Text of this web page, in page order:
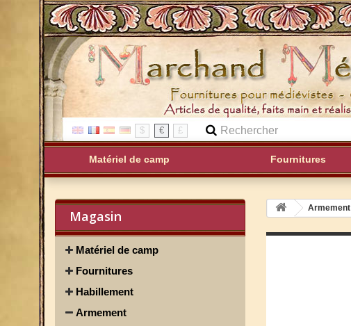
$ € £
Matériel de camp Fournitures
Magasin
Matériel de camp
Fournitures
Habillement
Armement
Armement